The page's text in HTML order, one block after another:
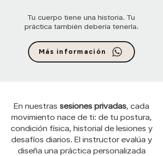
Tu cuerpo tiene una historia. Tu
práctica también debería tenerla.
Más información
En nuestras sesiones privadas, cada
movimiento nace de ti: de tu postura,
condición física, historial de lesiones y
desafíos diarios. El instructor evalúa y
diseña una práctica personalizada